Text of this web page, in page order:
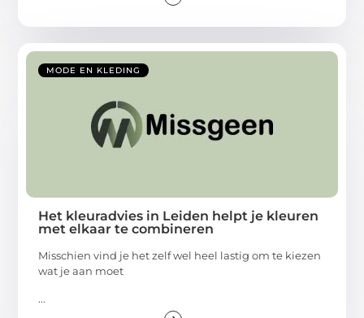
MODE EN KLEDING
Het kleuradvies in Leiden helpt je kleuren
met elkaar te combineren
Misschien vind je het zelf wel heel lastig om te kiezen
wat je aan moet
...